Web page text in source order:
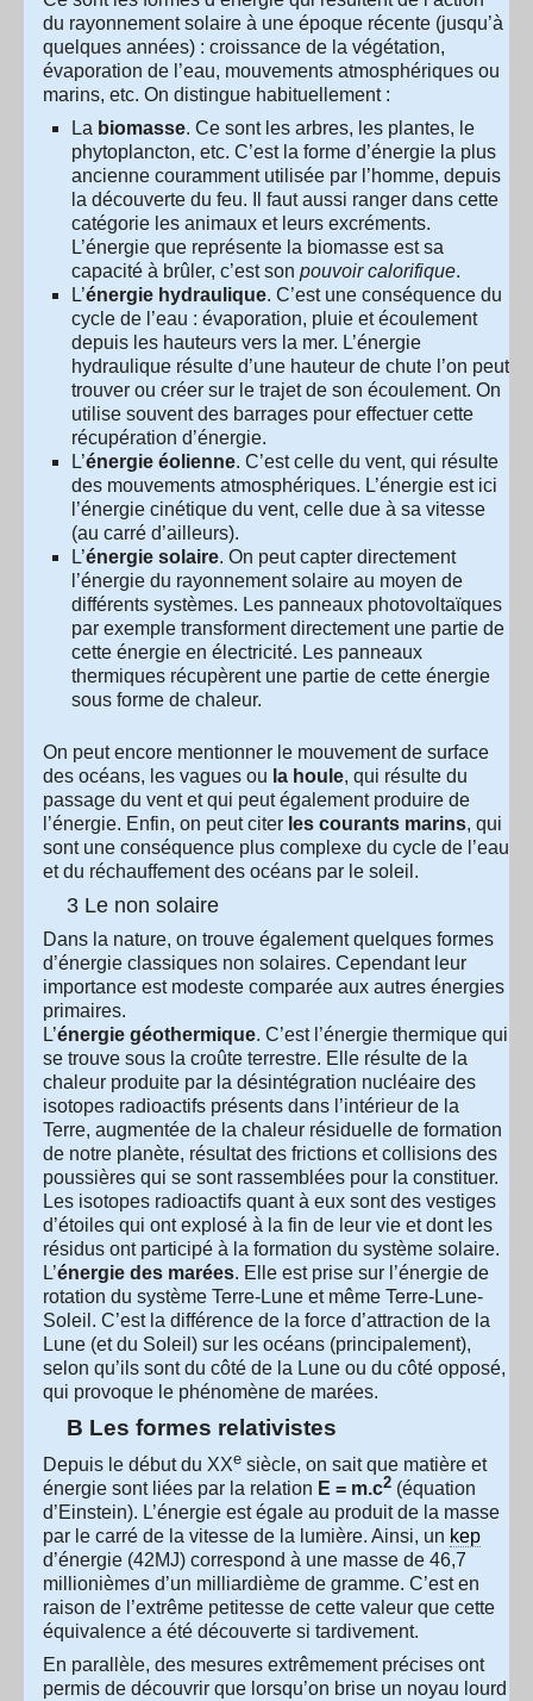
du rayonnement solaire à une époque récente (jusqu’à
quelques années) : croissance de la végétation,
évaporation de l’eau, mouvements atmosphériques ou
marins, etc. On distingue habituellement :
La biomasse. Ce sont les arbres, les plantes, le
phytoplancton, etc. C’est la forme d’énergie la plus
ancienne couramment utilisée par l’homme, depuis
la découverte du feu. Il faut aussi ranger dans cette
catégorie les animaux et leurs excréments.
L’énergie que représente la biomasse est sa
capacité à brûler, c’est son pouvoir calorifique.
L’énergie hydraulique. C’est une conséquence du
cycle de l’eau : évaporation, pluie et écoulement
depuis les hauteurs vers la mer. L’énergie
hydraulique résulte d’une hauteur de chute l’on peut
trouver ou créer sur le trajet de son écoulement. On
utilise souvent des barrages pour effectuer cette
récupération d’énergie.
L’énergie éolienne. C’est celle du vent, qui résulte
des mouvements atmosphériques. L’énergie est ici
l’énergie cinétique du vent, celle due à sa vitesse
(au carré d’ailleurs).
L’énergie solaire. On peut capter directement
l’énergie du rayonnement solaire au moyen de
différents systèmes. Les panneaux photovoltaïques
par exemple transforment directement une partie de
cette énergie en électricité. Les panneaux
thermiques récupèrent une partie de cette énergie
sous forme de chaleur.
On peut encore mentionner le mouvement de surface
des océans, les vagues ou la houle, qui résulte du
passage du vent et qui peut également produire de
l’énergie. Enfin, on peut citer les courants marins, qui
sont une conséquence plus complexe du cycle de l’eau
et du réchauffement des océans par le soleil.
3 Le non solaire
Dans la nature, on trouve également quelques formes
d’énergie classiques non solaires. Cependant leur
importance est modeste comparée aux autres énergies
primaires.
L’énergie géothermique. C’est l’énergie thermique qui
se trouve sous la croûte terrestre. Elle résulte de la
chaleur produite par la désintégration nucléaire des
isotopes radioactifs présents dans l’intérieur de la
Terre, augmentée de la chaleur résiduelle de formation
de notre planète, résultat des frictions et collisions des
poussières qui se sont rassemblées pour la constituer.
Les isotopes radioactifs quant à eux sont des vestiges
d’étoiles qui ont explosé à la fin de leur vie et dont les
résidus ont participé à la formation du système solaire.
L’énergie des marées. Elle est prise sur l’énergie de
rotation du système Terre-Lune et même Terre-Lune-
Soleil. C’est la différence de la force d’attraction de la
Lune (et du Soleil) sur les océans (principalement),
selon qu’ils sont du côté de la Lune ou du côté opposé,
qui provoque le phénomène de marées.
B Les formes relativistes
Depuis le début du XXe siècle, on sait que matière et
énergie sont liées par la relation E = m.c2 (équation
d’Einstein). L’énergie est égale au produit de la masse
par le carré de la vitesse de la lumière. Ainsi, un kep
d’énergie (42MJ) correspond à une masse de 46,7
millionièmes d’un milliardième de gramme. C’est en
raison de l’extrême petitesse de cette valeur que cette
équivalence a été découverte si tardivement.
En parallèle, des mesures extrêmement précises ont
permis de découvrir que lorsqu’on brise un noyau lourd